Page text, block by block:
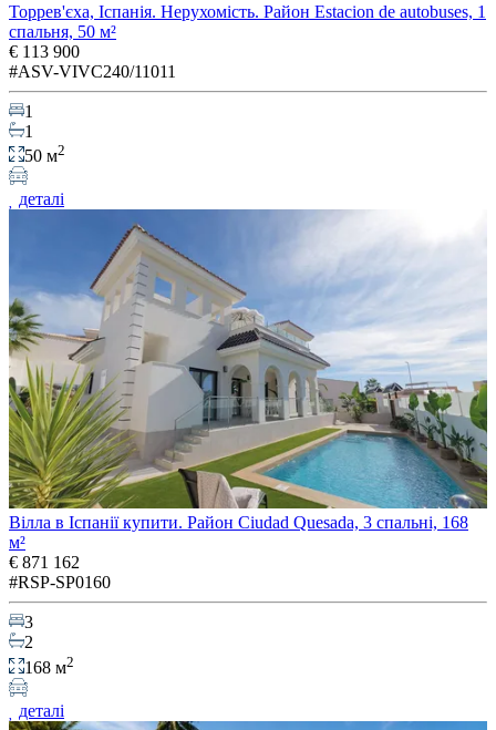
Торрев'єха, Іспанія. Нерухомість. Район Estacion de autobuses, 1
спальня, 50 м²
€ 113 900
#ASV-VIVC240/11011
1
1
50 м2
деталі
Вілла в Іспанії купити. Район Ciudad Quesada, 3 спальні, 168
м²
€ 871 162
#RSP-SP0160
3
2
168 м2
деталі